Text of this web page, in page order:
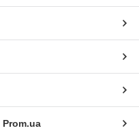
Prom.ua